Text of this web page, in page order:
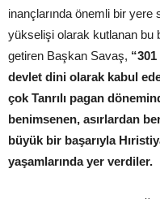
inançlarında önemli bir yere
yükselişi olarak kutlanan bu
getiren Başkan Savaş,
devlet dini olarak kabul
çok Tanrılı pagan
benimsenen, asırlardan
büyük bir başarıyla
yaşamlarında yer verdiler.